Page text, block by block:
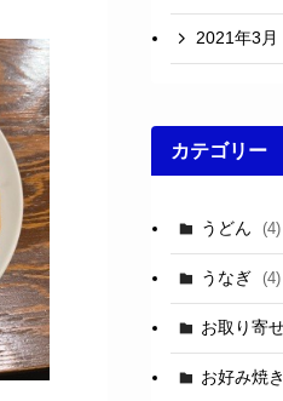
2021年3月
カテゴリー
うどん (4)
うなぎ (4)
お取り寄
お好み焼